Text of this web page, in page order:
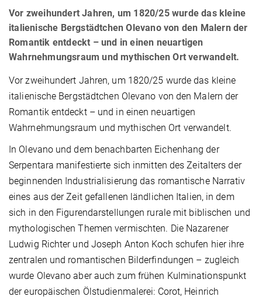
Vor zweihundert Jahren, um 1820/25 wurde das kleine
italienische Bergstädtchen Olevano von den Malern der
Romantik entdeckt – und in einen neuartigen
Wahrnehmungsraum und mythischen Ort verwandelt.
Vor zweihundert Jahren, um 1820/25 wurde das kleine
italienische Bergstädtchen Olevano von den Malern der
Romantik entdeckt – und in einen neuartigen
Wahrnehmungsraum und mythischen Ort verwandelt.
In Olevano und dem benachbarten Eichenhang der
Serpentara manifestierte sich inmitten des Zeitalters der
beginnenden Industrialisierung das romantische Narrativ
eines aus der Zeit gefallenen ländlichen Italien, in dem
sich in den Figurendarstellungen rurale mit biblischen und
mythologischen Themen vermischten. Die Nazarener
Ludwig Richter und Joseph Anton Koch schufen hier ihre
zentralen und romantischen Bilderfindungen – zugleich
wurde Olevano aber auch zum frühen Kulminationspunkt
der europäischen Ölstudienmalerei: Corot, Heinrich